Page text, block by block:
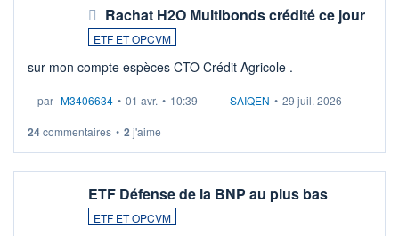
Rachat H2O Multibonds crédité ce jour
ETF ET OPCVM
sur mon compte espèces CTO Crédit Agricole .
par M3406634 • 01 avr. • 10:39 SAIQEN • 29 juil. 2026
24commentaires • 2 j'aime
ETF Défense de la BNP au plus bas
ETF ET OPCVM